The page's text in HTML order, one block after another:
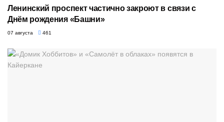
Ленинский проспект частично закроют в связи с
Днём рождения «Башни»
07 августа 461